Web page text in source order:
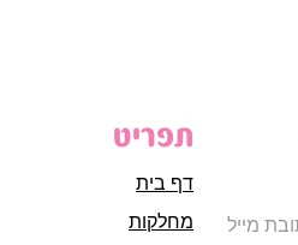
תפריט
דף בית
מחלקות